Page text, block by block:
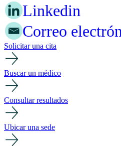
Linkedin
Correo
Solicitar una cita
Buscar un médico
Consultar resultados
Ubicar una sede